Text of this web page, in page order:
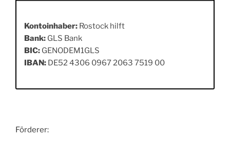
Kontoinhaber: Rostock hilft
Bank: GLS Bank
BIC: GENODEM1GLS
IBAN: DE52 4306 0967 2063 7519 00
Förderer: